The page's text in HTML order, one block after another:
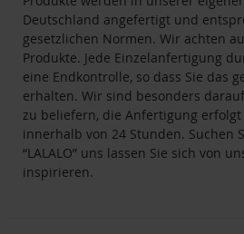
Deutschland angefertigt und
gesetzlichen Normen. Wir achten
Produkte. Jede Einzelanfertigung
eine Endkontrolle, so dass Sie das
erhalten. Wir sind besonders
zu beliefern, die Anfertigung
innerhalb von 24 Stunden. Suchen
“LALALO” uns lassen Sie sich von
inspirieren.